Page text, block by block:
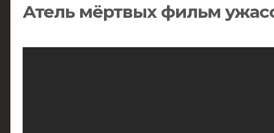
Атель мёртвых фильм